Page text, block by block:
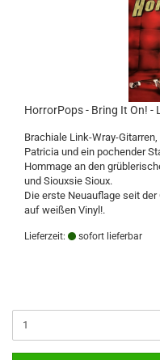
HorrorPops - Bring It On! -
Brachiale Link-Wray-
Patricia und ein pochender
Hommage an den
und Siouxsie Sioux.
Die erste Neuauflage seit
auf weißen Vinyl!.
Lieferzeit: sofort lieferbar